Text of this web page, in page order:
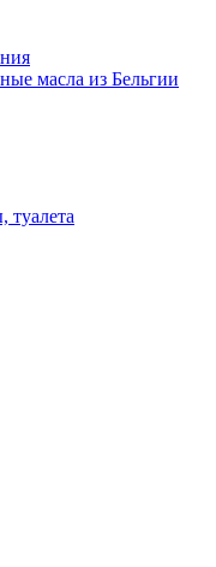
масла из Бельгии
туалета